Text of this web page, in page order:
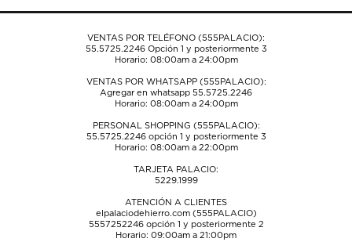
envío.envío.envío.envío.envío.
VENTAS POR TELÉFONO (555PALACIO):
55.5725.2246Opción 1 y posteriormente 3
Horario: 08:00am a 24:00pm
VENTAS POR WHATSAPP (555PALACIO):
Agregar en whatsapp 55.5725.2246
Horario: 08:00am a 24:00pm
PERSONAL SHOPPING (555PALACIO):
55.5725.2246opción 1 y posteriormente 3
Horario: 08:00am a 22:00pm
TARJETA PALACIO:
5229.1999
ATENCIÓN A CLIENTES
elpalaciodehierro.com (555PALACIO)
5557252246opción 1 y posteriormente 2
Horario: 09:00am a 21:00pm